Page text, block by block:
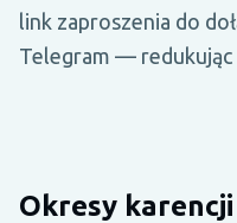
link zaproszenia do
Telegram —
Okresy